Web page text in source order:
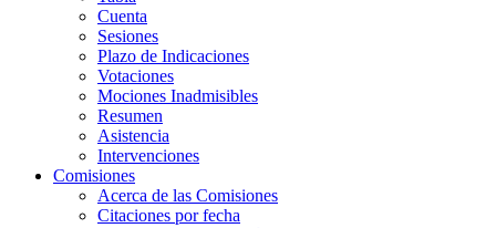
Cuenta
Sesiones
Plazo de Indicaciones
Votaciones
Mociones Inadmisibles
Resumen
Asistencia
Intervenciones
Comisiones
Acerca de las Comisiones
Citaciones por fecha